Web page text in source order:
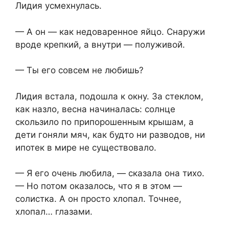
Лидия усмехнулась.
— А он — как недоваренное яйцо. Снаружи
вроде крепкий, а внутри — полуживой.
— Ты его совсем не любишь?
Лидия встала, подошла к окну. За стеклом,
как назло, весна начиналась: солнце
скользило по припорошенным крышам, а
дети гоняли мяч, как будто ни разводов, ни
ипотек в мире не существовало.
— Я его очень любила, — сказала она тихо.
— Но потом оказалось, что я в этом —
солистка. А он просто хлопал. Точнее,
хлопал… глазами.